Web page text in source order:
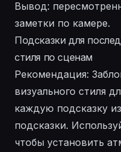
Вывод:
заметки по камере.
Подсказки для
стиля по сценам
Рекомендация:
визуального стиля
каждую подсказку
подсказки.
чтобы установить